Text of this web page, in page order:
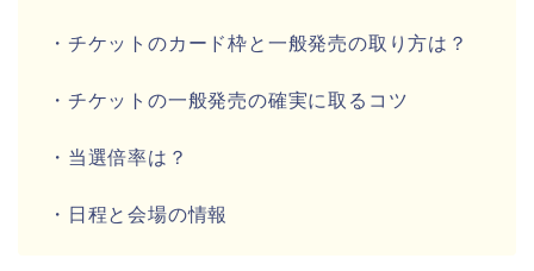
・チケットのカード枠と一般発売の取り方は？
・チケットの一般発売の確実に取るコツ
・当選倍率は？
・日程と会場の情報